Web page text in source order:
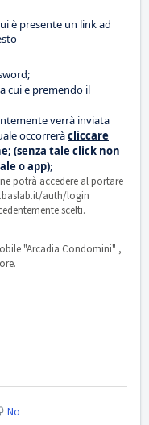
è presente un link ad
cui e premendo il
verrà inviata
occorreràcliccare
(senza tale click non
o app);
potrà accedere al portare
auth/login
scelti.
"Arcadia Condomini" ,
No